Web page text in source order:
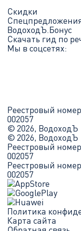
Скидки
ВодоходЪ.Бонус
Скачать гид по
Мы в соцсетях:
Реестровый
002057
© 2026, ВодоходЪ
© 2026, ВодоходЪ
Реестровый
002057
Реестровый
002057
Политика
Карта сайта